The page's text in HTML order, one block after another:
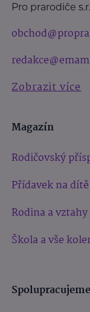
Pro prarodiče
Zobrazit více
Magazín
Rodičovský
Přídavek na dítě
Rodina a vztahy
Škola a vše
Spolupracujeme